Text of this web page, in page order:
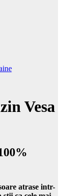
Vesa
atrase intr-